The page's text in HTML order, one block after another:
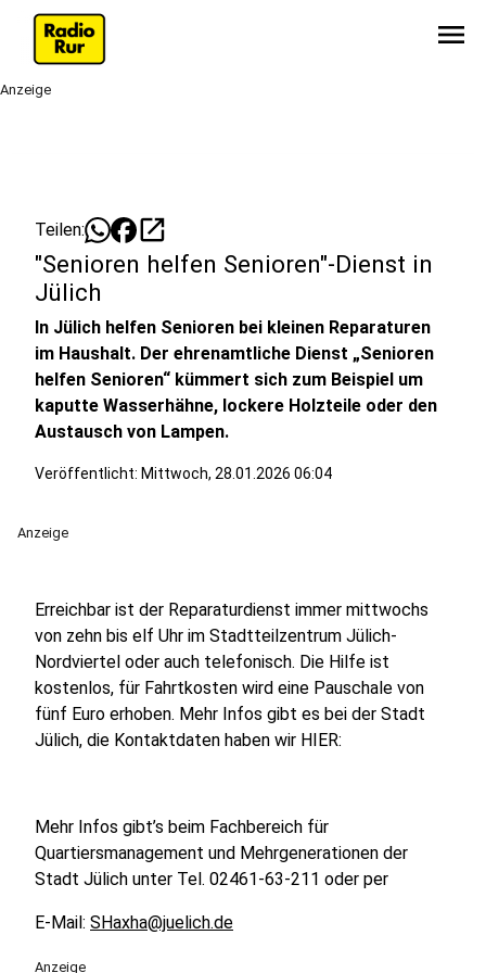
menu
Anzeige
Teilen: open_in_new
"Senioren helfen Senioren"-Dienst in
Jülich
In Jülich helfen Senioren bei kleinen Reparaturen
im Haushalt. Der ehrenamtliche Dienst „Senioren
helfen Senioren“ kümmert sich zum Beispiel um
kaputte Wasserhähne, lockere Holzteile oder den
Austausch von Lampen.
Veröffentlicht: Mittwoch, 28.01.2026 06:04
Anzeige
Erreichbar ist der Reparaturdienst immer mittwochs
von zehn bis elf Uhr im Stadtteilzentrum Jülich-
Nordviertel oder auch telefonisch. Die Hilfe ist
kostenlos, für Fahrtkosten wird eine Pauschale von
fünf Euro erhoben. Mehr Infos gibt es bei der Stadt
Jülich, die Kontaktdaten haben wir HIER:
Mehr Infos gibt’s beim Fachbereich für
Quartiersmanagement und Mehrgenerationen der
Stadt Jülich unter Tel. 02461-63-211 oder per
E-Mail: SHaxha@juelich.de
Anzeige